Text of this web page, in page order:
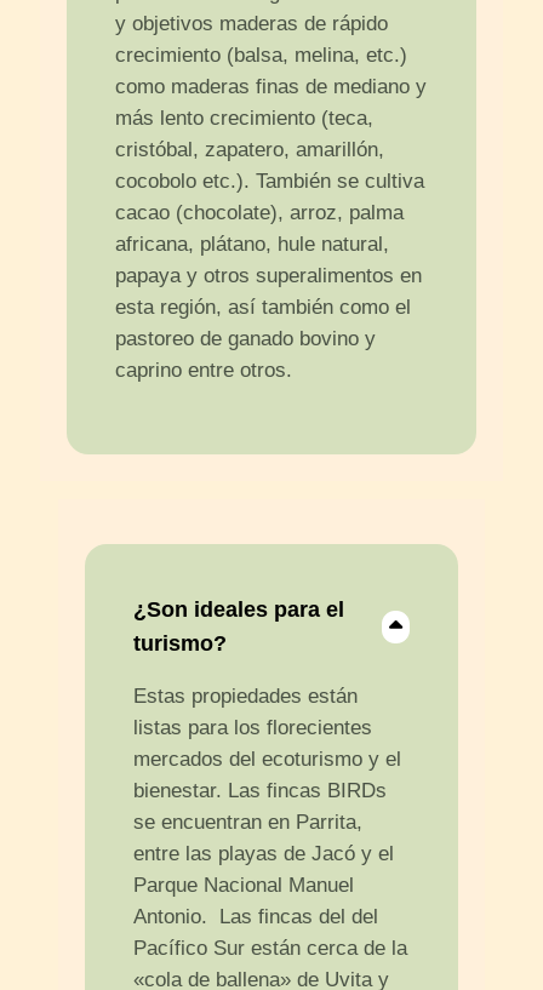
y objetivos maderas de rápido
crecimiento (balsa, melina, etc.)
como maderas finas de mediano y
más lento crecimiento (teca,
cristóbal, zapatero, amarillón,
cocobolo etc.). También se cultiva
cacao (chocolate), arroz, palma
africana, plátano, hule natural,
papaya y otros superalimentos en
esta región, así también como el
pastoreo de ganado bovino y
caprino entre otros.
¿Son ideales para el
turismo?
Estas propiedades están
listas para los florecientes
mercados del ecoturismo y el
bienestar. Las fincas BIRDs
se encuentran en Parrita,
entre las playas de Jacó y el
Parque Nacional Manuel
Antonio. Las fincas del del
Pacífico Sur están cerca de la
«cola de ballena» de Uvita y